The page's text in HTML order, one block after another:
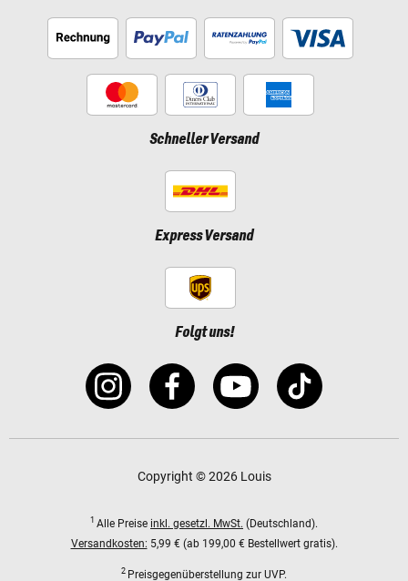
Schneller Versand
Express Versand
Folgt uns!
Copyright © 2026 Louis
1 Alle Preise inkl. gesetzl. MwSt. (Deutschland).
Versandkosten: 5,99 € (ab 199,00 € Bestellwert gratis).
2 Preisgegenüberstellung zur UVP.